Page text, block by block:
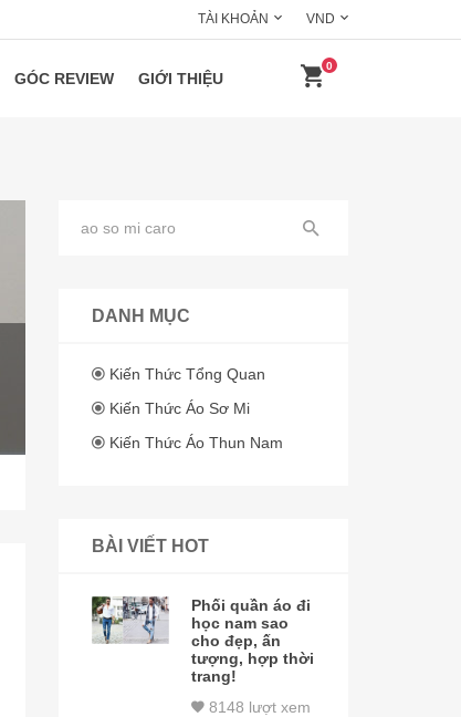
TÀI KHOẢN VND
GÓC REVIEW GIỚI THIỆU
0
DANH MỤC
Kiến Thức Tổng Quan
Kiến Thức Áo Sơ Mi
Kiến Thức Áo Thun Nam
BÀI VIẾT HOT
Phối quần áo đi
học nam sao
cho đẹp, ấn
tượng, hợp thời
trang!
8148 lượt xem